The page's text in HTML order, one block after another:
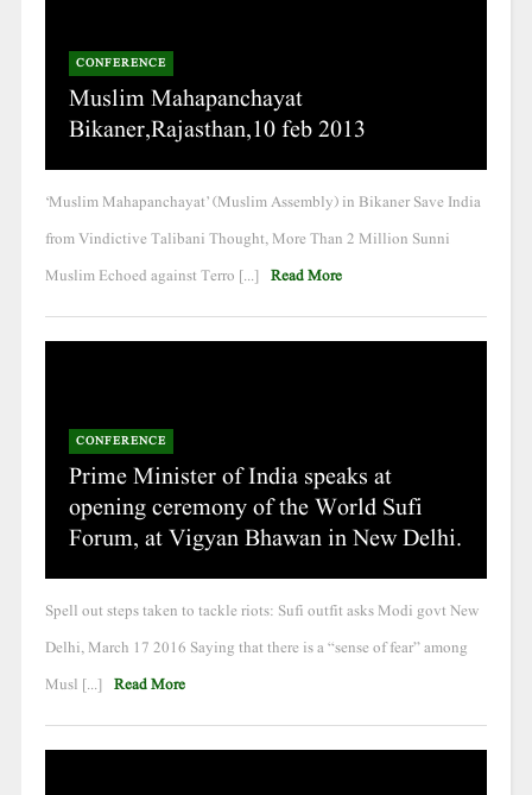
CONFERENCE
Muslim Mahapanchayat
Bikaner,Rajasthan,10 feb 2013
‘Muslim Mahapanchayat’ (Muslim Assembly) in Bikaner Save India
from Vindictive Talibani Thought, More Than 2 Million Sunni
Muslim Echoed against Terro [...] Read More
CONFERENCE
Prime Minister of India speaks at
opening ceremony of the World Sufi
Forum, at Vigyan Bhawan in New Delhi.
Spell out steps taken to tackle riots: Sufi outfit asks Modi govt New
Delhi, March 17 2016 Saying that there is a “sense of fear” among
Musl [...] Read More